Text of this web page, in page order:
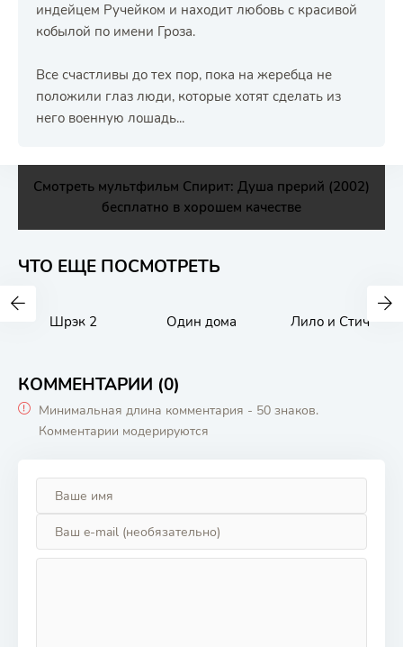
индейцем Ручейком и находит любовь с красивой
кобылой по имени Гроза.
Все счастливы до тех пор, пока на жеребца не
положили глаз люди, которые хотят сделать из
него военную лошадь...
Смотреть мультфильм Спирит: Душа прерий (2002)
бесплатно в хорошем качестве
ЧТО ЕЩЕ ПОСМОТРЕТЬ
Шрэк 2 Один дома Лило и Стич
КОММЕНТАРИИ (0)
Минимальная длина комментария - 50 знаков.
Комментарии модерируются